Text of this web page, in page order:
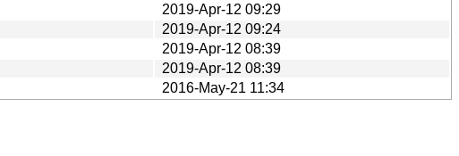
2019-Apr-12 09:29
2019-Apr-12 09:24
2019-Apr-12 08:39
2019-Apr-12 08:39
2016-May-21 11:34